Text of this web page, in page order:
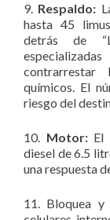
9. Respaldo:
hasta 45
detrás de
contrarrestar
químicos. El
riesgo del
10. Motor:El
diesel de 6.5
una respuesta
11. Bloquea y